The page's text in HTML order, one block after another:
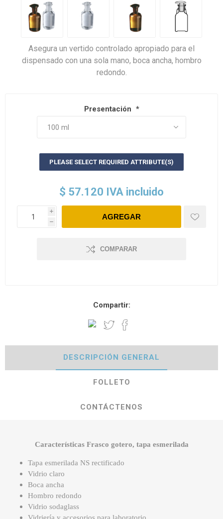
Asegura un vertido controlado apropiado para el
dispensado con una sola mano, boca ancha, hombro
redondo.
Presentación *
PLEASE SELECT REQUIRED ATTRIBUTE(S)
$ 57.120 IVA incluido
i
h
COMPARAR
Compartir:
DESCRIPCIÓN GENERAL
FOLLETO
CONTÁCTENOS
Características Frasco gotero, tapa esmerilada
Tapa esmerilada NS rectificado
Vidrio claro
Boca ancha
Hombro redondo
Vidrio sodaglass